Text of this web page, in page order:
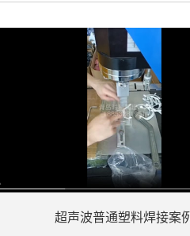
超声波普通塑料焊接案例